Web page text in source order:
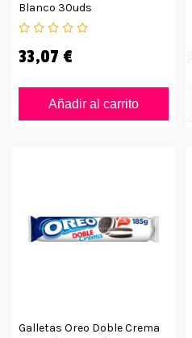
Blanco 30uds
33,07 €
Añadir al carrito
Galletas Oreo Doble Crema